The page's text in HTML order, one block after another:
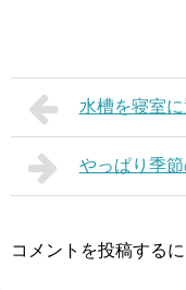
水槽を寝室
やっぱり季
コメントを投稿する